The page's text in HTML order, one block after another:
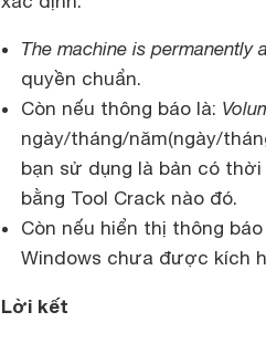
The machine is permanently
quyền chuẩn.
Còn nếu thông báo là:
ngày/tháng/năm(ngày/
bạn sử dụng là bản có
bằng Tool Crack nào đó.
Còn nếu hiển thị thông
Windows chưa được kích
Lời kết